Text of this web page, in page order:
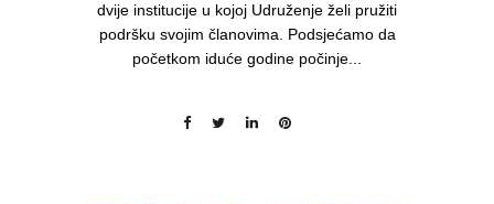
dvije institucije u kojoj Udruženje želi pružiti
podršku svojim članovima. Podsjećamo da
početkom iduće godine počinje...